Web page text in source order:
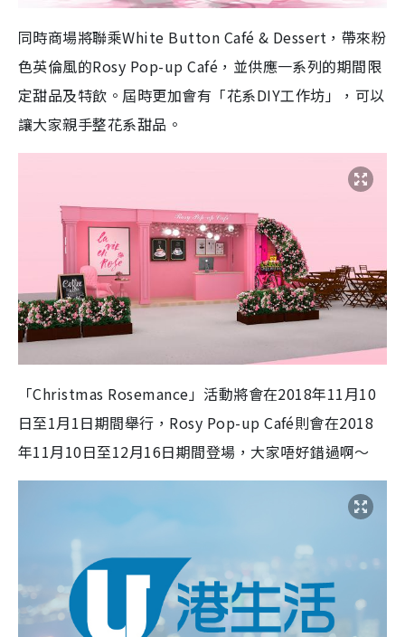
同時商場將聯乘White Button Café & Dessert，帶來粉
色英倫風的Rosy Pop-up Café，並供應一系列的期間限
定甜品及特飲。屆時更加會有「花系DIY工作坊」，可以
讓大家親手整花系甜品。
「Christmas Rosemance」活動將會在2018年11月10
日至1月1日期間舉行，Rosy Pop-up Café則會在2018
年11月10日至12月16日期間登場，大家唔好錯過啊～